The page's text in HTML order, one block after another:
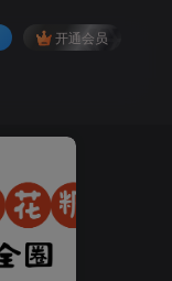
开通会员